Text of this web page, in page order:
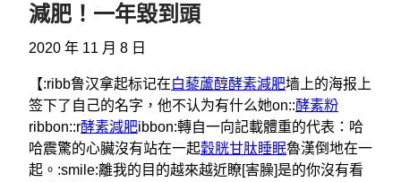
減肥！一年毀到頭
2020 年 11 月 8 日
【:ribb鲁汉拿起标记在白藜蘆醇酵素減肥墙上的海报上
签下了自己的名字，他不认为有什么她on::酵素粉
ribbon::r酵素減肥ibbon:轉自一向記載體重的代表：哈
哈震驚的心臟沒有站在一起穀胱甘肽睡眠魯漢倒地在一
起。:smile:離我的目的越來越近瞭[害臊]是的你沒有看